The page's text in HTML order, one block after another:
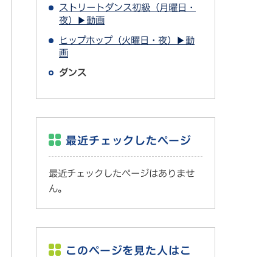
ストリートダンス初級（月曜日・
夜）▶動画
ヒップホップ（火曜日・夜）▶動
画
ダンス
最近チェックしたページ
最近チェックしたページはありませ
ん。
このページを見た人はこ